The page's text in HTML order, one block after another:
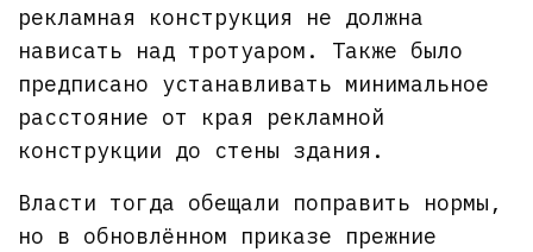
рекламная конструкция не должна
нависать над тротуаром. Также было
предписано устанавливать минимальное
расстояние от края рекламной
конструкции до стены здания.
Власти тогда обещали поправить нормы,
но в обновлённом приказе прежние